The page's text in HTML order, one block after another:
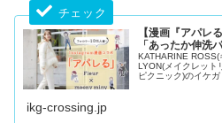
【漫画『アパレ
「あったか伸洗
KATHARINE
LYON(メイクレット
ピクニック)のイケ
ikg-crossing.jp